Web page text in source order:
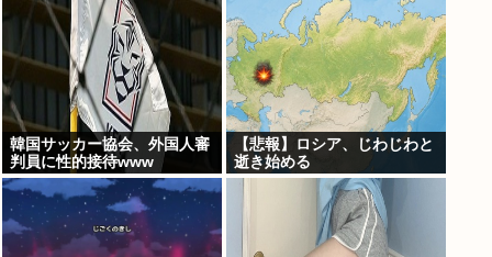
韓国サッカー協会、外国人審
判員に性的接待www
【悲報】ロシア、じわじわと
逝き始める